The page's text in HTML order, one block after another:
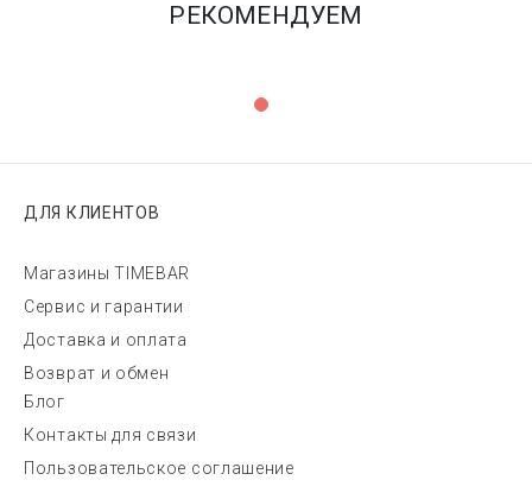
РЕКОМЕНДУЕМ
ДЛЯ КЛИЕНТОВ
Магазины TIMEBAR
Сервис и гарантии
Доставка и оплата
Возврат и обмен
Блог
Контакты для связи
Пользовательское соглашение